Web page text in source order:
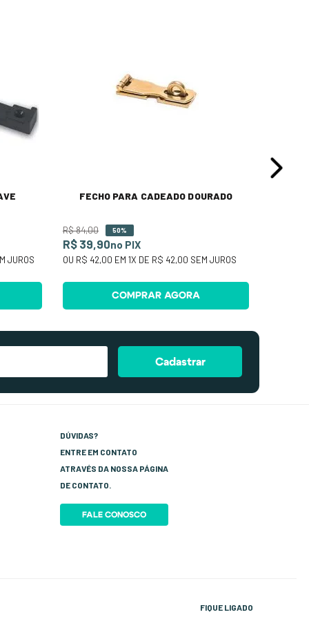
JUROS
FECHO PARA CADEADO DOURADO
R$84,00 50%
R$ 39,90no PIX
OU R$ 42,00 EM 1X DE R$ 42,00 SEM JUROS
COMPRAR AGORA
Cadastrar
DÚVIDAS?
ENTRE EM CONTATO
ATRAVÉS DA NOSSA PÁGINA
DE CONTATO.
FALE CONOSCO
FIQUE LIGADO